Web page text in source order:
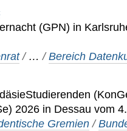
(GPN) in
/ …/Bereich
2026 in Dessau vom
Gremien /